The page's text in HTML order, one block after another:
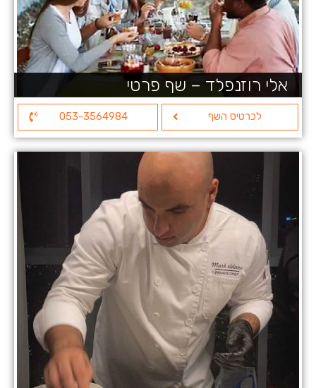
אלי רוזנפלד – שף פרטי
לכרטיס השף 053-3564984